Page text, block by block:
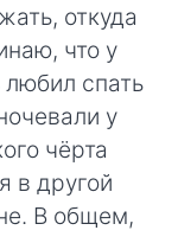
откуда
что у
любил спать
у
чёрта
в другой
В общем,